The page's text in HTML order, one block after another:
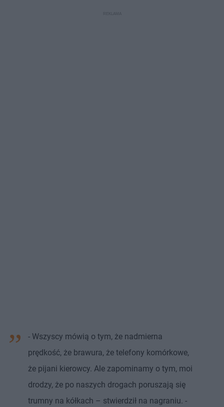
- Wszyscy mówią o tym, że nadmierna
prędkość, że brawura, że telefony komórkowe,
że pijani kierowcy. Ale zapominamy o tym, moi
drodzy, że po naszych drogach poruszają się
trumny na kółkach – stwierdził na nagraniu. -